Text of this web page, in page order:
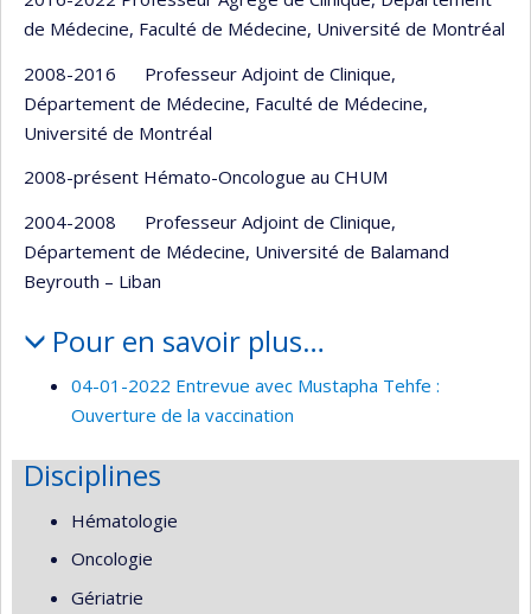
de Médecine, Faculté de Médecine, Université de Montréal
2008-2016 Professeur Adjoint de Clinique,
Département de Médecine, Faculté de Médecine,
Université de Montréal
2008-présent Hémato-Oncologue au CHUM
2004-2008 Professeur Adjoint de Clinique,
Département de Médecine, Université de Balamand
Beyrouth – Liban
Pour en savoir plus…
04-01-2022 Entrevue avec Mustapha Tehfe :
Ouverture de la vaccination
Disciplines
Hématologie
Oncologie
Gériatrie